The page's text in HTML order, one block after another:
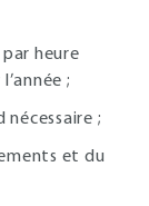
heure
;
;
et du